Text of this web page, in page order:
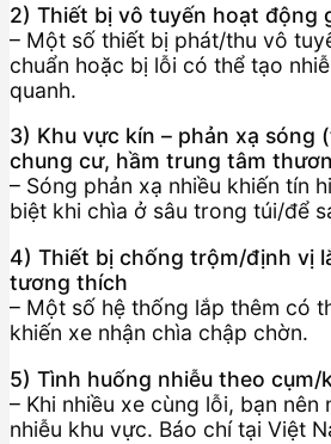
2) Thiết bị vô tuyến hoạt động
– Một số thiết bị phát/thu vô
chuẩn hoặc bị lỗi có thể tạo
quanh.
3) Khu vực kín – phản xạ sóng
chung cư, hầm trung tâm
– Sóng phản xạ nhiều khiến tín
biệt khi chìa ở sâu trong túi/để
4) Thiết bị chống trộm/định vị
tương thích
– Một số hệ thống lắp thêm có
khiến xe nhận chìa chập chờn.
5) Tình huống nhiễu theo cụm/
– Khi nhiều xe cùng lỗi, bạn nên
nhiễu khu vực. Báo chí tại Việt